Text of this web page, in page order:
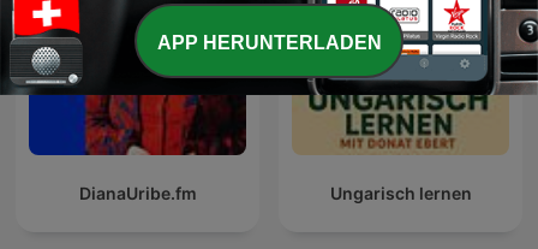
DianaUribe.fm Ungarisch lernen
APP HERUNTERLADEN